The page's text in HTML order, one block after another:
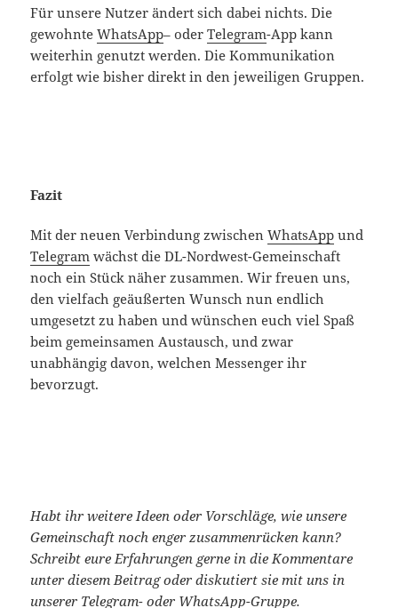
Für unsere Nutzer ändert sich dabei nichts. Die
gewohnteWhatsApp– oderTelegram-App kann
weiterhin genutzt werden. Die Kommunikation
erfolgt wie bisher direkt in den jeweiligen Gruppen.
Fazit
Mit der neuen Verbindung zwischenWhatsApp und
Telegram wächst die DL-Nordwest-Gemeinschaft
noch ein Stück näher zusammen. Wir freuen uns,
den vielfach geäußerten Wunsch nun endlich
umgesetzt zu haben und wünschen euch viel Spaß
beim gemeinsamen Austausch, und zwar
unabhängig davon, welchen Messenger ihr
bevorzugt.
Habt ihr weitere Ideen oder Vorschläge, wie unsere
Gemeinschaft noch enger zusammenrücken kann?
Schreibt eure Erfahrungen gerne in die Kommentare
unter diesem Beitrag oder diskutiert sie mit uns in
unserer Telegram- oder WhatsApp-Gruppe.